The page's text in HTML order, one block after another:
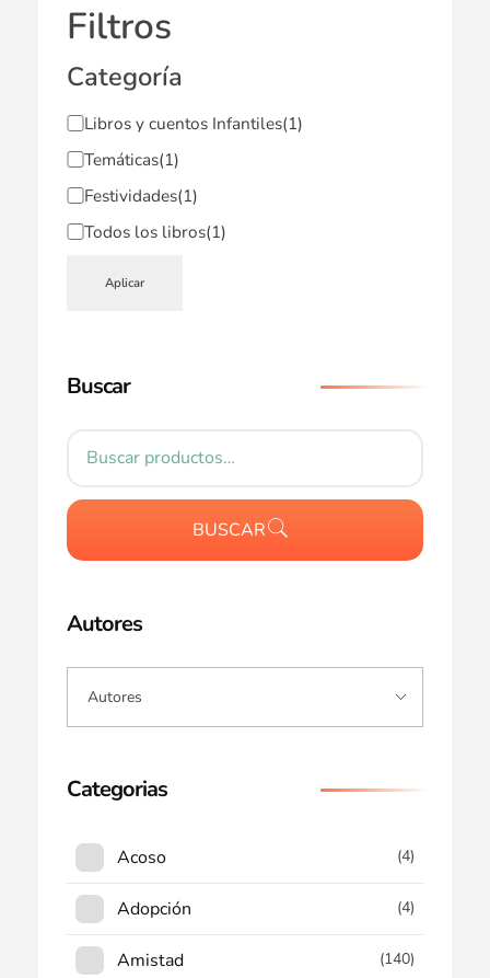
Filtros
Categoría
Libros y cuentos Infantiles(1)
Temáticas(1)
Festividades(1)
Todos los libros(1)
Aplicar
Buscar
BUSCAR
Autores
Categorias
Acoso (4)
Adopción (4)
Amistad (140)